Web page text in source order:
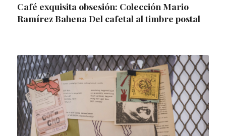
Café exquisita obsesión: Colección Mario
Ramírez Bahena Del cafetal al timbre postal